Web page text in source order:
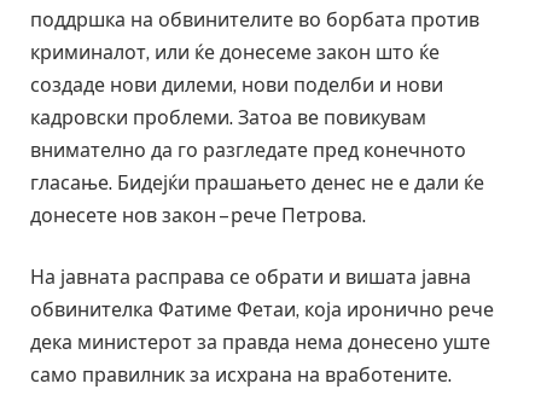
поддршка на обвинителите во борбата против
криминалот, или ќе донесеме закон што ќе
создаде нови дилеми, нови поделби и нови
кадровски проблеми. Затоа ве повикувам
внимателно да го разгледате пред конечното
гласање. Бидејќи прашањето денес не е дали ќе
донесете нов закон – рече Петрова.
На јавната расправа се обрати и вишата јавна
обвинителка Фатиме Фетаи, која иронично рече
дека министерот за правда нема донесено уште
само правилник за исхрана на вработените.